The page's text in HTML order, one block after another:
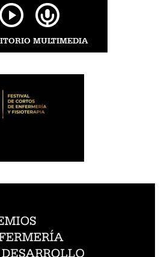
MULTIMEDIA